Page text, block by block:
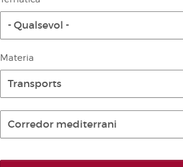
Diari de la Diputació Permanent
Publicacions no oficials
Anuari de Dret Parlamentari
Corts Forals
Altres publicacions
- Qualsevol -
Materia
Transports
Corredor mediterrani